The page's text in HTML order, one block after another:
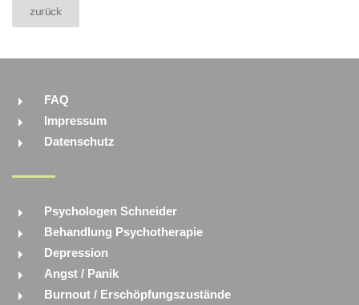
zurück
FAQ
Impressum
Datenschutz
Psychologen Schneider
Behandlung Psychotherapie
Depression
Angst / Panik
Burnout / Erschöpfungszustände